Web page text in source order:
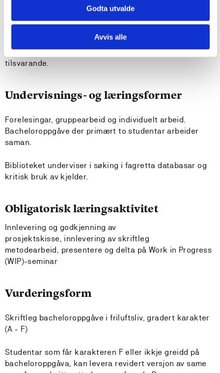
Godta utvalde
Avvis alle
Krav til forkunnskapar
90 sp frå bachelor idrett, fysisk aktivitet og helse,
bachelor idrett og kroppsøving, bacheor friluftsliv eller
tilsvarande.
Undervisnings- og læringsformer
Forelesingar, gruppearbeid og individuelt arbeid.
Bacheloroppgåve der primært to studentar arbeider
saman.
Biblioteket underviser i søking i fagretta databasar og
kritisk bruk av kjelder.
Obligatorisk læringsaktivitet
Innlevering og godkjenning av
prosjektskisse, innlevering av skriftleg
metodearbeid, presentere og delta på Work in Progress
(WIP)-seminar
Vurderingsform
Skriftleg bacheloroppgåve i friluftsliv, gradert karakter
(A - F)
Studentar som får karakteren F eller ikkje greidd på
bacheloroppgåva, kan levera revidert versjon av same